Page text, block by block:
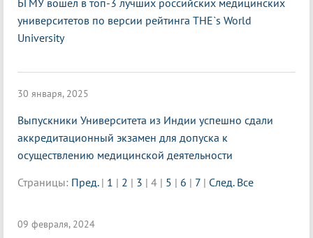
БГМУ вошел в топ-3 лучших российских медицинских
университетов по версии рейтинга THE`s World
University
30 января, 2025
Выпускники Университета из Индии успешно сдали
аккредитационный экзамен для допуска к
осуществлению медицинской деятельности
Страницы: Пред. | 1 | 2 | 3 | 4 | 5 | 6 | 7 | След. Все
09 февраля, 2024